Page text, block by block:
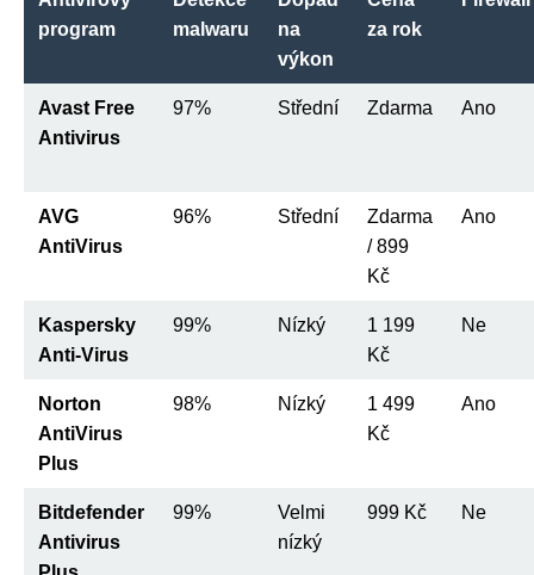
program
malwaru
na
výkon
za rok
Avast Free
Antivirus
97% Střední Zdarma Ano
AVG
AntiVirus
96% Střední
Zdarma
/ 899
Kč
Ano
Kaspersky
Anti-Virus
99% Nízký
1 199
Kč
Ne
Norton
AntiVirus
Plus
98% Nízký
1 499
Kč
Ano
Bitdefender
Antivirus
99%
Velmi
nízký
999 Kč Ne